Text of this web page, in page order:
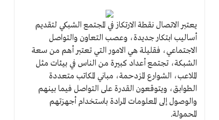
يعتبر الاتصال نقطة الارتكاز في المجتمع الشبكي لتقديم
أساليب ابتكار جديدة، وعصب التعاون والتواصل
الاجتماعي، فقليلة هي الامور التي تعتبر أهم من سعة
الشبكة، تجتمع أعداد كبيرة من الناس في بيئات مثل
الملاعب، الشوارع المزدحمة، مباني المكاتب متعددة
الطوابق، ويتوقعون القدرة على التواصل فيما بينهم
والوصول إلى المعلومات المرادة باستخدام أجهزتهم
المحمولة.